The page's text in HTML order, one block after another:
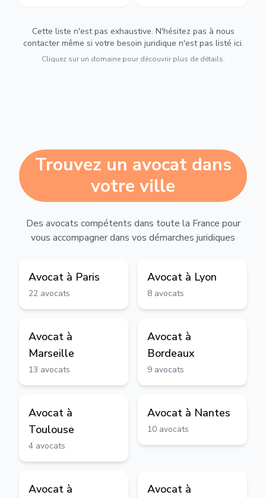
Cette liste n'est pas exhaustive. N'hésitez pas à nous
contacter même si votre besoin juridique n'est pas listé ici.
Cliquez sur un domaine pour découvrir plus de détails.
Trouvez un avocat dans
votre ville
Des avocats compétents dans toute la France pour
vous accompagner dans vos démarches juridiques
Avocat à Paris
22 avocats
Avocat à Lyon
8 avocats
Avocat à
Marseille
13 avocats
Avocat à
Bordeaux
9 avocats
Avocat à
Toulouse
4 avocats
Avocat à Nantes
10 avocats
Avocat à
Avocat à